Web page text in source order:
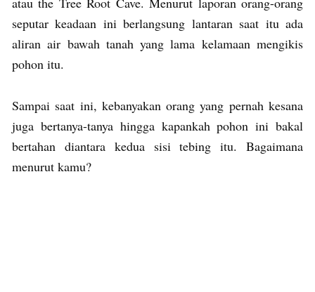
seputar keadaan ini berlangsung lantaran saat itu ada
aliran air bawah tanah yang lama kelamaan mengikis
pohon itu.
Sampai saat ini, kebanyakan orang yang pernah kesana
juga bertanya-tanya hingga kapankah pohon ini bakal
bertahan diantara kedua sisi tebing itu. Bagaimana
menurut kamu?